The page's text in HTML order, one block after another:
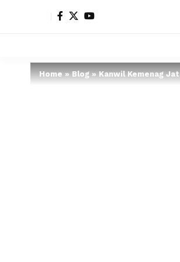
Home»Blog»Kanwil Kemenag